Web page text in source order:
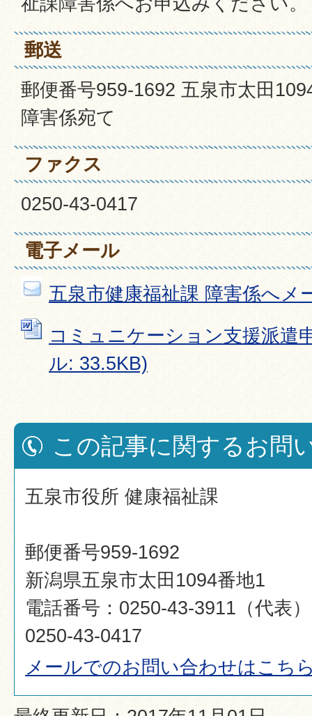
郵送
郵便番号959-1692 五泉市太田
障害係宛て
ファクス
0250-43-0417
電子メール
五泉市健康福祉課 障害係へメ
コミュニケーション支援派遣
ル: 33.5KB)
この記事に関するお問
五泉市役所 健康福祉課
郵便番号959-1692
新潟県五泉市太田1094番地1
電話番号：0250-43-3911（代表
0250-43-0417
メールでのお問い合わせはこち